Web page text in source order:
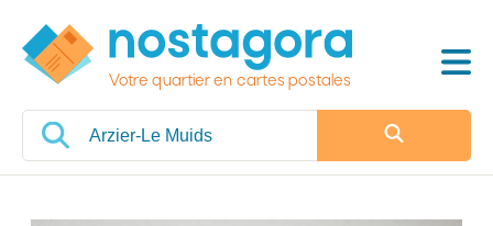
Votre quartier en cartes postales